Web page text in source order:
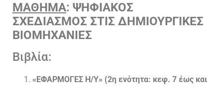
ΜΑΘΗΜΑ: ΨΗΦΙΑΚΟΣ
ΣΧΕΔΙΑΣΜΟΣ ΣΤΙΣ ΔΗΜΙΟΥΡΓΙΚΕΣ
ΒΙΟΜΗΧΑΝΙΕΣ
Βιβλία:
«ΕΦΑΡΜΟΓΕΣ Η/Υ» (2η ενότητα: κεφ. 7 έως και